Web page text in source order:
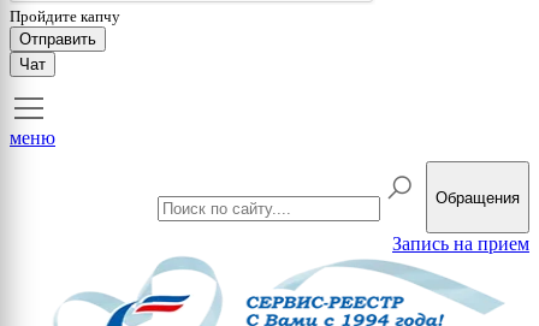
Пройдите капчу
Отправить
Чат
меню
Обращения
Запись на прием